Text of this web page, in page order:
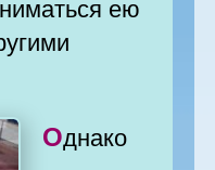
Однако